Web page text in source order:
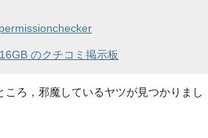
のクチコミ掲示板
ろ，邪魔しているヤツが見つかりまし